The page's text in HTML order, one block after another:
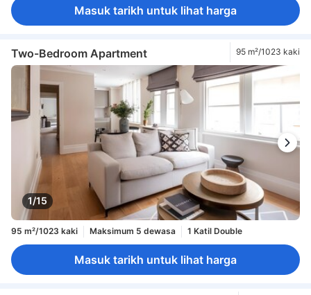
Masuk tarikh untuk lihat harga
Two-Bedroom Apartment 95 m²/1023 kaki
1/15
95 m²/1023 kaki Maksimum 5 dewasa 1 Katil Double
Masuk tarikh untuk lihat harga